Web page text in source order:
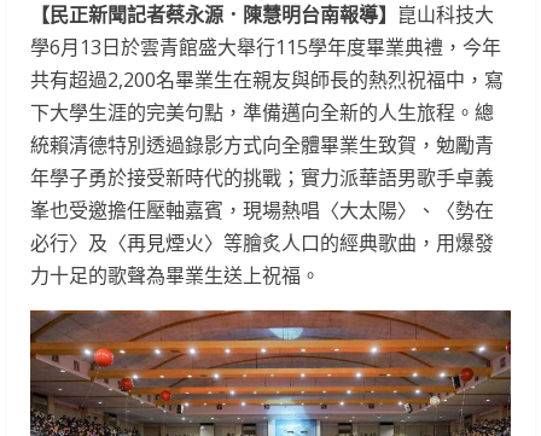
【民正新聞記者蔡永源．陳慧明台南報導】 崑山科技大
學6月13日於雲青館盛大舉行115學年度畢業典禮，今年
共有超過2,200名畢業生在親友與師長的熱烈祝福中，寫
下大學生涯的完美句點，準備邁向全新的人生旅程。總
統賴清德特別透過錄影方式向全體畢業生致賀，勉勵青
年學子勇於接受新時代的挑戰；實力派華語男歌手卓義
峯也受邀擔任壓軸嘉賓，現場熱唱〈大太陽〉、〈勢在
必行〉及〈再見煙火〉等膾炙人口的經典歌曲，用爆發
力十足的歌聲為畢業生送上祝福。